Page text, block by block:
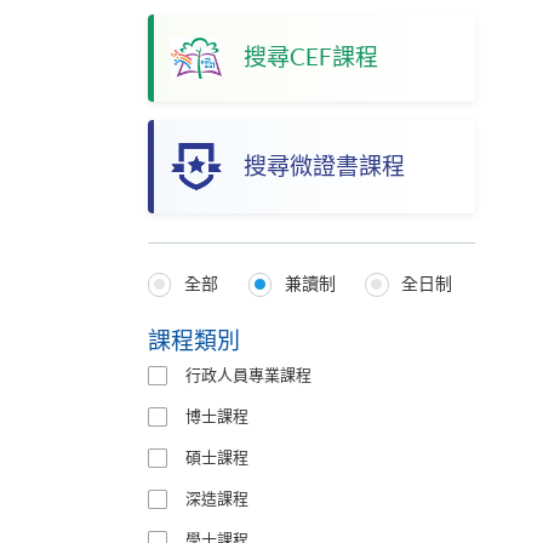
搜尋CEF課程
搜尋微證書課程
Programmes
Type
全部 兼讀制 全日制
課程類別
行政人員專業課程
博士課程
碩士課程
深造課程